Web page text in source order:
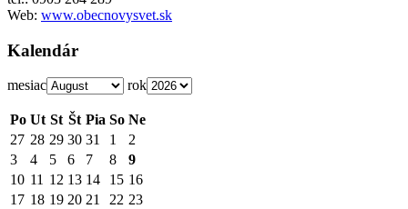
Web: www.obecnovysvet.sk
Kalendár
mesiac rok
Po Ut St Št Pia So Ne
27 28 29 30 31 1
2
3
4 5 6 7 8
9
10 11 12 13 14 15 16
17 18 19 20 21 22 23